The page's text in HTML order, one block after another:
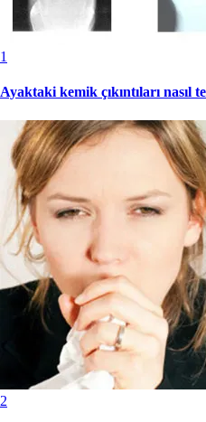
1
Ayaktaki kemik çıkıntıları nasıl
2